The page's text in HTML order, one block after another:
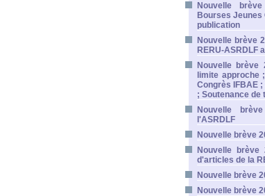
Nouvelle
Bourses
publication
Nouvelle brève
RERU-ASRDLF
Nouvelle
limite approche
Congrès IFBAE
; Soutenance de
Nouvelle
l'ASRDLF
Nouvelle brève
Nouvelle brève
d'articles de la
Nouvelle brève
Nouvelle brève